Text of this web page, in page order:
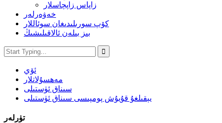
زاپاس زاپچاسلار
خەۋەرلەر
كۆپ سورىلىدىغان سوئاللار
بىز بىلەن ئالاقىلىشىڭ
ئۆي
مەھسۇلاتلار
سىناق ئۈستىلى
يېقىلغۇ قۇيۇش پومپىسى سىناق ئۈستىلى
تۈرلەر